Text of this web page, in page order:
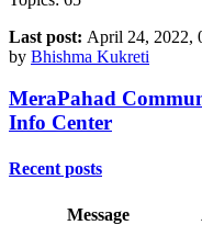
Last post: April 24, 2022,
by Bhishma Kukreti
MeraPahad
Info Center
Recent posts
Message